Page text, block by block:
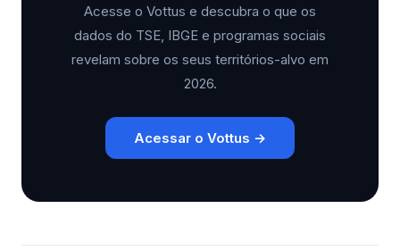
Acesse o Vottus e descubra o que os
dados do TSE, IBGE e programas sociais
revelam sobre os seus territórios-alvo em
2026.
Acessar o Vottus →